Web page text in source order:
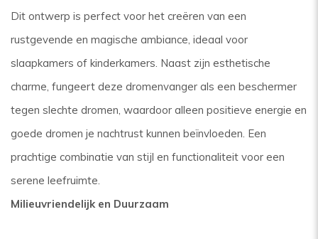
Dit ontwerp is perfect voor het creëren van een
rustgevende en magische ambiance, ideaal voor
slaapkamers of kinderkamers. Naast zijn esthetische
charme, fungeert deze dromenvanger als een beschermer
tegen slechte dromen, waardoor alleen positieve energie en
goede dromen je nachtrust kunnen beïnvloeden. Een
prachtige combinatie van stijl en functionaliteit voor een
serene leefruimte.
Milieuvriendelijk en Duurzaam